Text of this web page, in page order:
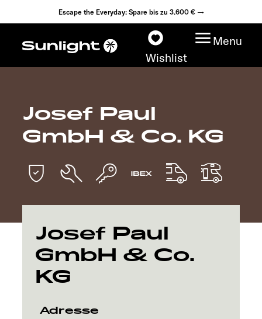
Escape the Everyday: Spare bis zu 3.600 € →
Wishlist
Menu
Modelle
Fahrzeugfinder
Explore
Service
Josef Paul
GmbH & Co. KG
Josef Paul
GmbH & Co.
KG
Adresse